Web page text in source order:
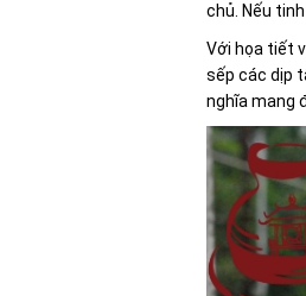
chủ. Nếu
Với họa tiết
sếp các dịp
nghĩa mang